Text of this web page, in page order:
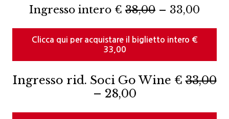
Ingresso intero € 38,00 – 33,00
Clicca qui per acquistare il biglietto intero €
33,00
Ingresso rid. Soci Go Wine €33,00
– 28,00